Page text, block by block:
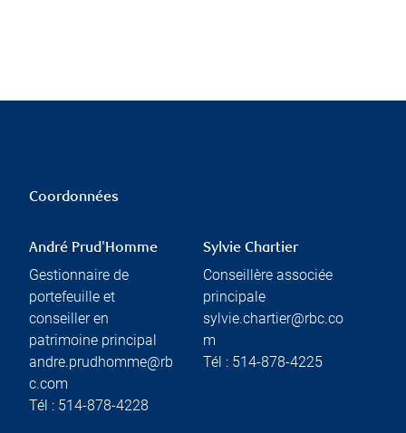
Coordonnées
André Prud'Homme
Gestionnaire de
portefeuille et
conseiller en
patrimoine principal
andre.prudhomme@rb
c.com
Tél : 514-878-4228
Sylvie Chartier
Conseillère associée
principale
sylvie.chartier@rbc.co
m
Tél : 514-878-4225